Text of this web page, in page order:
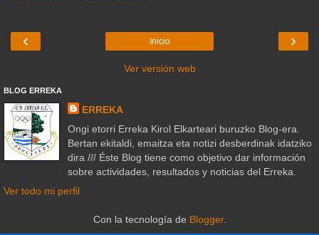
‹ ›
Inicio
Ver versión web
BLOG ERREKA
ERREKA
Ongi etorri Erreka Kirol Elkarteari buruzko Blog-era.
Bertan ekitaldi, emaitza eta notizi desberdinak idatziko
dira /// Éste Blog tiene como objetivo dar información
sobre actividades, resultados y noticias del Erreka.
Ver todo mi perfil
Con la tecnología de Blogger.